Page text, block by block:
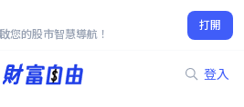
您的股市智慧導航！
打開
登入
AA公司債 00841B
-1.08%